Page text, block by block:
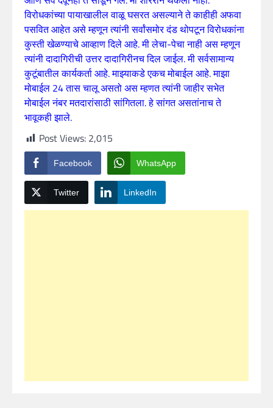
विरोधकांच्या पायाखालील वाळू घसरत असल्याने ते काहीही अफवा
पसवित आहेत असे म्हणून त्यांनी सर्वांसमोर दंड थोपटून विरोधकांना
कुस्ती खेळण्याचे आव्हाण दिले आहे. मी लेचा-पेचा नाही अस म्हणून
त्यांनी दादागिरीची उत्तर दादागिरीनच दिल जाईल. मी सर्वसामान्य
कुटूंबातील कार्यकर्ता आहे. माझ्याकडे एकच मोबाईल आहे. माझा
मोबाईल 24 तास चालू असतो अस म्हणत त्यांनी जाहीर सभेत
मोबाईल नंबर मतदारांसाठी सांगितला. हे सांगत असतांनाच ते
भावूकही झाले.
Post Views: 2,015
Facebook WhatsApp
Twitter LinkedIn